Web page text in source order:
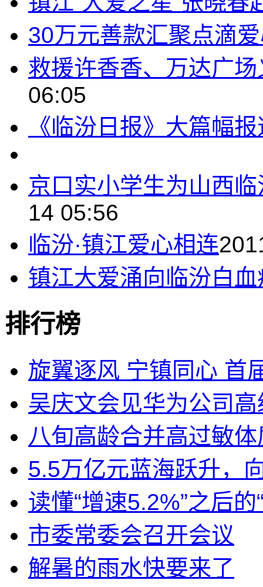
30万元善款汇聚点滴
救援许香香、万达广
06:05
《临汾日报》大篇幅
京口实小学生为山西
14 05:56
临汾·镇江爱心相连
镇江大爱涌向临汾白
排行榜
旋翼逐风 宁镇同心 首
吴庆文会见华为公司
八旬高龄合并高过敏
5.5万亿元蓝海跃升，
读懂“增速5.2%”之后的
市委常委会召开会议
解暑的雨水快要来了